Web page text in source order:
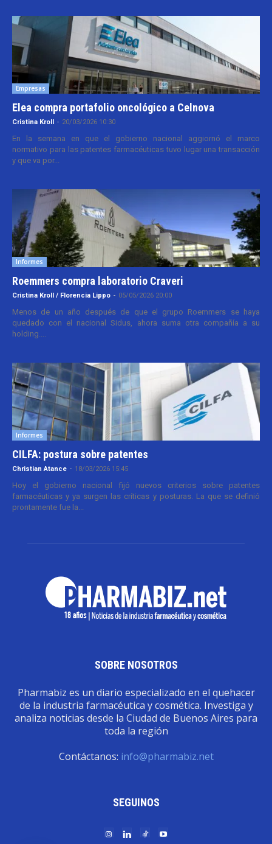
Empresas
Elea compra portafolio oncológico a Celnova
Cristina Kroll - 20/03/2026 10:30
En la semana en que el gobierno nacional aggiornó el marco
normativo para las patentes farmacéuticas tuvo lugar una transacción
y que va por...
Informes
Roemmers compra laboratorio Craveri
Cristina Kroll / Florencia Lippo - 05/05/2026 20:00
Menos de un año después de que el grupo Roemmers se haya
quedado con el nacional Sidus, ahora suma otra compañía a su
holding....
Informes
CILFA: postura sobre patentes
Christian Atance - 18/03/2026 15:45
Hoy el gobierno nacional fijó nuevos criterios sobre patentes
farmacéuticas y ya surgen las críticas y posturas. La que se definió
prontamente fue la...
SOBRE NOSOTROS
Pharmabiz es un diario especializado en el quehacer
de la industria farmacéutica y cosmética. Investiga y
analiza noticias desde la Ciudad de Buenos Aires para
toda la región
Contáctanos: info@pharmabiz.net
SEGUINOS